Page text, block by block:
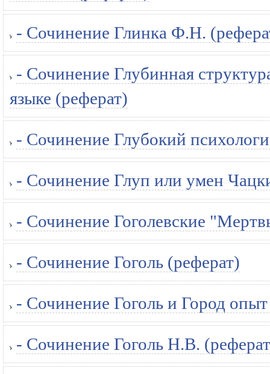
- Сочинение Глинка Ф.Н.
- Сочинение Глубинная
языке (реферат)
- Сочинение Глубокий
- Сочинение Глуп или умен
- Сочинение Гоголевские
- Сочинение Гоголь (реферат)
- Сочинение Гоголь и Город
- Сочинение Гоголь Н.В.